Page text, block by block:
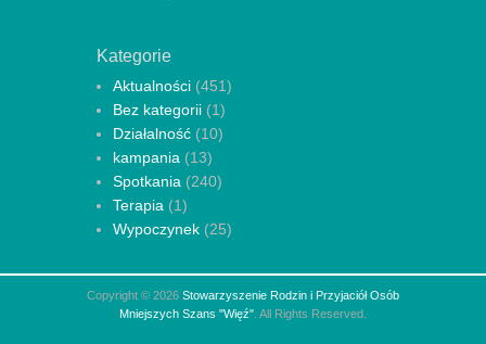
Kategorie
Aktualności (451)
Bez kategorii (1)
Działalność (10)
kampania (13)
Spotkania (240)
Terapia (1)
Wypoczynek (25)
Copyright © 2026 Stowarzyszenie Rodzin i Przyjaciół Osób
Mniejszych Szans "Więź" . All Rights Reserved.